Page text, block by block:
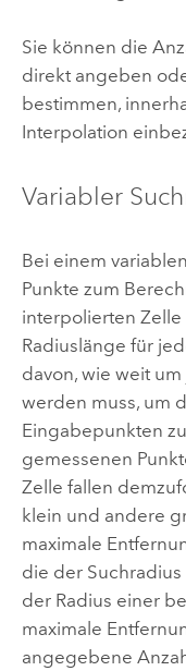
Sie können die
direkt angeben
bestimmen,
Interpolation
Variabler
Bei einem
Punkte zum
interpolierten
Radiuslänge für
davon, wie weit
werden muss, um
Eingabepunkten
gemessenen
Zelle fallen
klein und andere
maximale
die der
der Radius einer
maximale
angegebene